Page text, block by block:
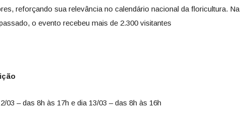
reforçando sua relevância no calendário nacional da floricultura. Na
o evento recebeu mais de 2.300 visitantes
03 – das 8h às 17h e dia 13/03 – das 8h às 16h